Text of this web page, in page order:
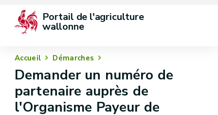
Portail de l'agriculture
wallonne
Accueil Démarches
Demander un numéro de
partenaire auprès de
l'Organisme Payeur de